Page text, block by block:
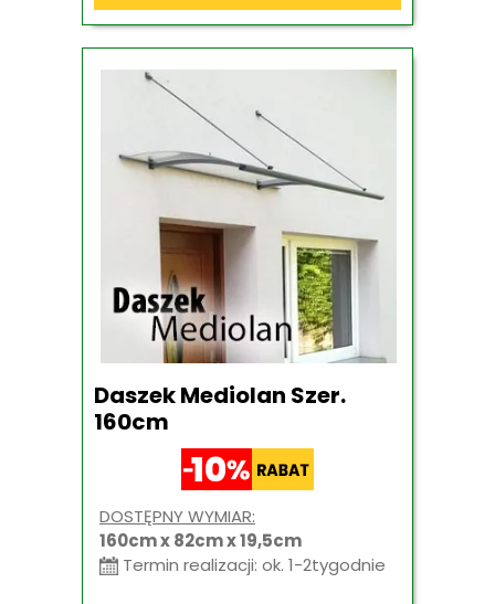
Daszek Mediolan Szer.
160cm
DOSTĘPNY WYMIAR:
160cm x 82cm x 19,5cm
Termin realizacji: ok. 1-2tygodnie